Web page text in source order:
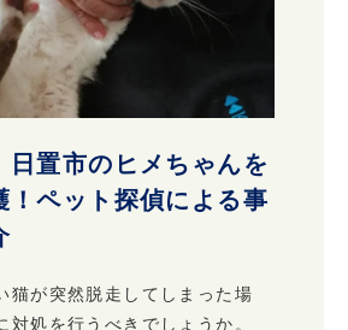
日置市のヒメちゃんを
！ペット探偵による事
猫が突然脱走してしまった場
対処を行うべきでしょうか。